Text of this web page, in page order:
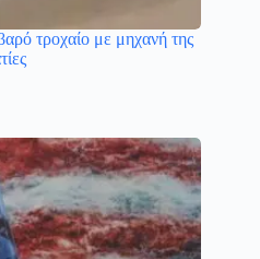
τροχαίο με μηχανή της